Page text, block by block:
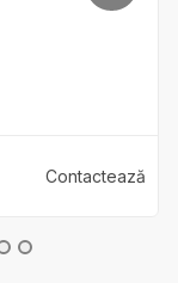
Contactează